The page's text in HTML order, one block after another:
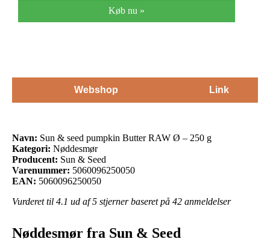
Køb nu »
Webshop Link
Navn: Sun & seed pumpkin Butter RAW Ø – 250 g
Kategori: Nøddesmør
Producent: Sun & Seed
Varenummer: 5060096250050
EAN: 5060096250050
Vurderet til 4.1 ud af 5 stjerner baseret på 42 anmeldelser
Nøddesmør fra Sun & Seed